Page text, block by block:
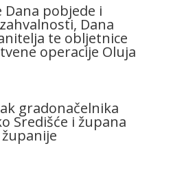
Dana pobjede i
Dana
te obljetnice
operacije Oluja
gradonačelnika
Središće i župana